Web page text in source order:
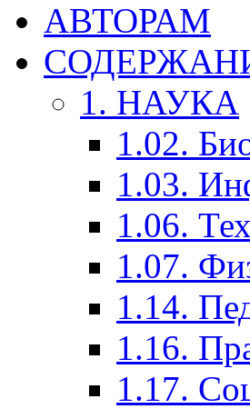
АВТОРАМ
1. НАУКА
1.02.
1.03.
1.06.
1.07.
1.14.
1.16.
1.17.